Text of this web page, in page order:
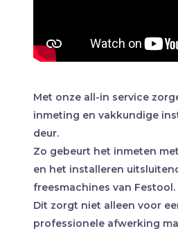
Met onze all-in service
inmeting en vakkundige
deur.
Zo gebeurt het inmeten
en het installeren
freesmachines van Festool.
Dit zorgt niet alleen voor
professionele afwerking